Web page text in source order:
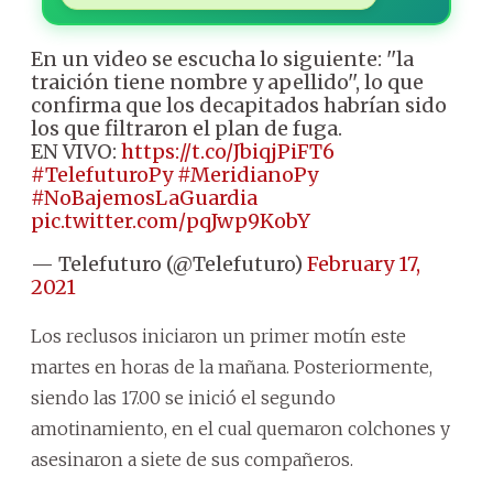
En un video se escucha lo siguiente: ''la
traición tiene nombre y apellido'', lo que
confirma que los decapitados habrían sido
los que filtraron el plan de fuga.
EN VIVO: https://t.co/JbiqjPiFT6
#TelefuturoPy #MeridianoPy
#NoBajemosLaGuardia
pic.twitter.com/pqJwp9KobY
— Telefuturo (@Telefuturo) February 17,
2021
Los reclusos iniciaron un primer motín este
martes en horas de la mañana. Posteriormente,
siendo las 17.00 se inició el segundo
amotinamiento, en el cual quemaron colchones y
asesinaron a siete de sus compañeros.